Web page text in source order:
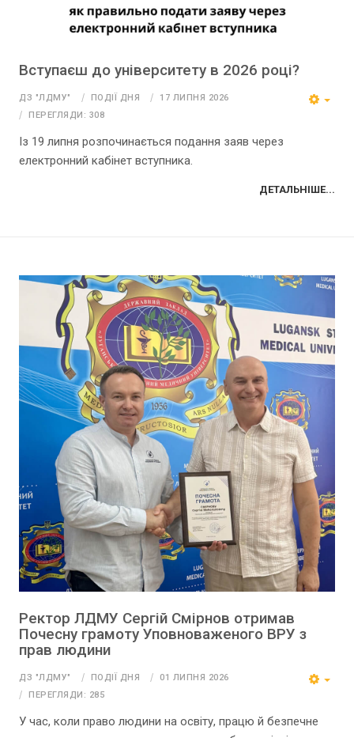
Вступаєш до університету в 2026 році?
ДЗ "ЛДМУ" ПОДІЇ ДНЯ
17 ЛИПНЯ 2026
ПЕРЕГЛЯДИ: 308
Із 19 липня розпочинається подання заяв через
електронний кабінет вступника.
ДЕТАЛЬНІШЕ...
Ректор ЛДМУ Сергій Смірнов отримав
Почесну грамоту Уповноваженого ВРУ з
прав людини
ДЗ "ЛДМУ" ПОДІЇ ДНЯ
01 ЛИПНЯ 2026
ПЕРЕГЛЯДИ: 285
У час, коли право людини на освіту, працю й безпечне